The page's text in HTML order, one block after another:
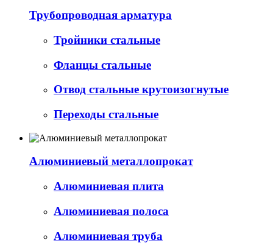
Трубопроводная арматура
Тройники стальные
Фланцы стальные
Отвод стальные крутоизогнутые
Переходы стальные
Алюминиевый металлопрокат
Алюминиевая плита
Алюминиевая полоса
Алюминиевая труба